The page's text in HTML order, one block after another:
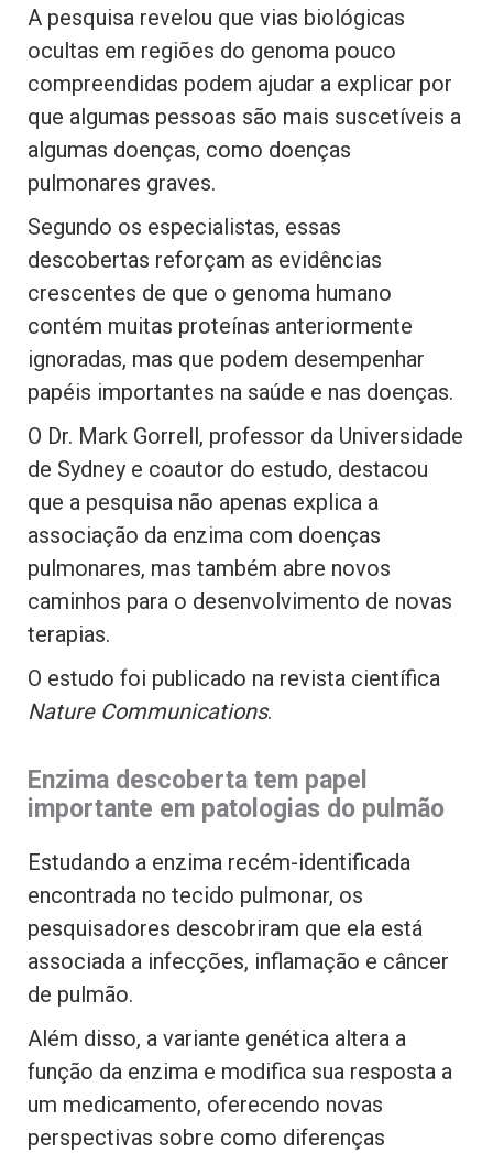
A pesquisa revelou que vias biológicas
ocultas em regiões do genoma pouco
compreendidas podem ajudar a explicar por
que algumas pessoas são mais suscetíveis a
algumas doenças, como doenças
pulmonares graves.
Segundo os especialistas, essas
descobertas reforçam as evidências
crescentes de que o genoma humano
contém muitas proteínas anteriormente
ignoradas, mas que podem desempenhar
papéis importantes na saúde e nas doenças.
O Dr. Mark Gorrell, professor da Universidade
de Sydney e coautor do estudo, destacou
que a pesquisa não apenas explica a
associação da enzima com doenças
pulmonares, mas também abre novos
caminhos para o desenvolvimento de novas
terapias.
O estudo foi publicado na revista científica
Nature Communications.
Enzima descoberta tem papel
importante em patologias do pulmão
Estudando a enzima recém-identificada
encontrada no tecido pulmonar, os
pesquisadores descobriram que ela está
associada a infecções, inflamação e câncer
de pulmão.
Além disso, a variante genética altera a
função da enzima e modifica sua resposta a
um medicamento, oferecendo novas
perspectivas sobre como diferenças